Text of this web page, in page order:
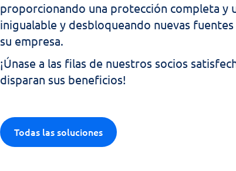
proporcionando una protección completa y
inigualable y desbloqueando nuevas
su empresa.
¡Únase a las filas de nuestros socios
disparan sus beneficios!
Todas las soluciones